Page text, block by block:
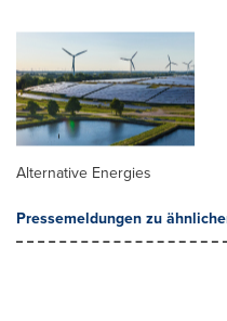
Alternative Energies
Pressemeldungen zu